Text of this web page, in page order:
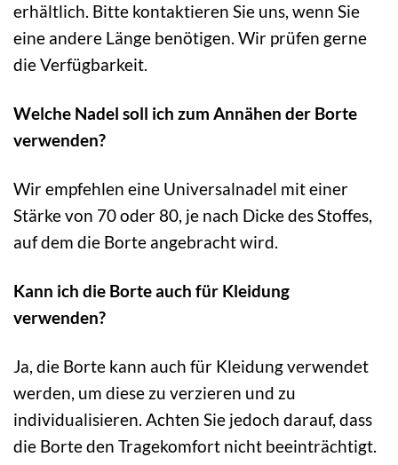
erhältlich. Bitte kontaktieren Sie uns, wenn Sie
eine andere Länge benötigen. Wir prüfen gerne
die Verfügbarkeit.
Welche Nadel soll ich zum Annähen der Borte
verwenden?
Wir empfehlen eine Universalnadel mit einer
Stärke von 70 oder 80, je nach Dicke des Stoffes,
auf dem die Borte angebracht wird.
Kann ich die Borte auch für Kleidung
verwenden?
Ja, die Borte kann auch für Kleidung verwendet
werden, um diese zu verzieren und zu
individualisieren. Achten Sie jedoch darauf, dass
die Borte den Tragekomfort nicht beeinträchtigt.